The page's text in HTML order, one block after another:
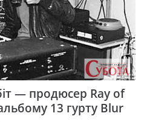
— продюсер Ray of
13 гурту Blur